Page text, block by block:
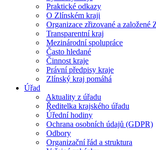
Praktické odkazy
O Zlínském kraji
Organizace zřizované a založené
Transparentní kraj
Mezinárodní spolupráce
Často hledané
Činnost kraje
Právní předpisy kraje
Zlínský kraj pomáhá
Úřad
Aktuality z úřadu
Ředitelka krajského úřadu
Úřední hodiny
Ochrana osobních údajů (GDPR)
Odbory
Organizační řád a struktura